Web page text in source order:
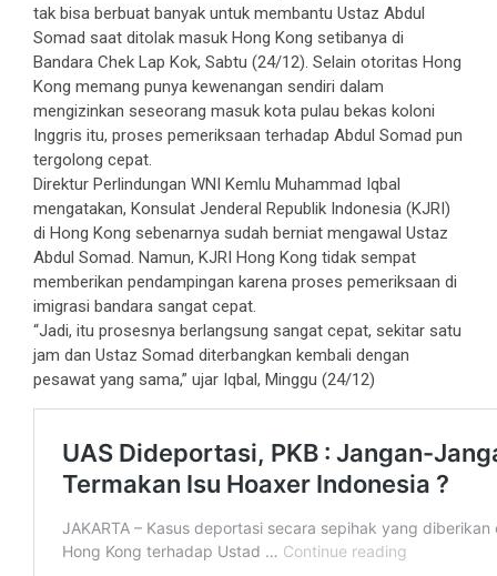
tak bisa berbuat banyak untuk membantu Ustaz Abdul
Somad saat ditolak masuk Hong Kong setibanya di
Bandara Chek Lap Kok, Sabtu (24/12). Selain otoritas Hong
Kong memang punya kewenangan sendiri dalam
mengizinkan seseorang masuk kota pulau bekas koloni
Inggris itu, proses pemeriksaan terhadap Abdul Somad pun
tergolong cepat.
Direktur Perlindungan WNI Kemlu Muhammad Iqbal
mengatakan, Konsulat Jenderal Republik Indonesia (KJRI)
di Hong Kong sebenarnya sudah berniat mengawal Ustaz
Abdul Somad. Namun, KJRI Hong Kong tidak sempat
memberikan pendampingan karena proses pemeriksaan di
imigrasi bandara sangat cepat.
“Jadi, itu prosesnya berlangsung sangat cepat, sekitar satu
jam dan Ustaz Somad diterbangkan kembali dengan
pesawat yang sama,” ujar Iqbal, Minggu (24/12)